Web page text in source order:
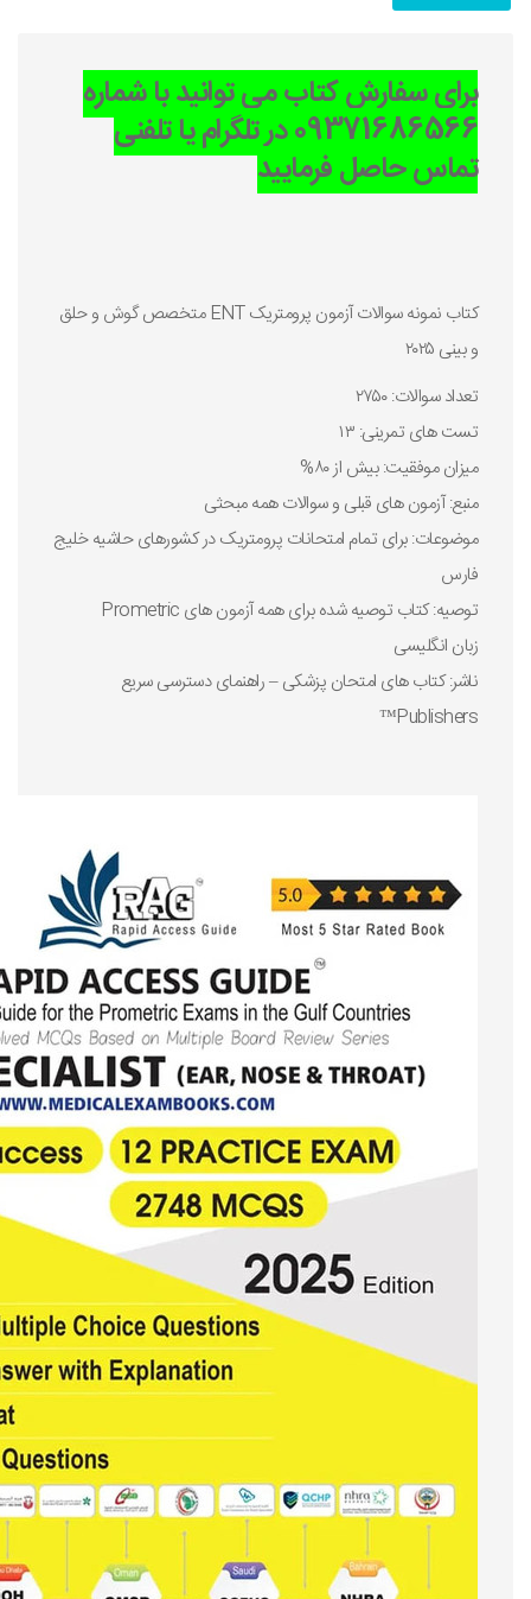
برای سفارش کتاب می توانید با شماره
09371686566 در تلگرام یا تلفنی
تماس حاصل فرمایید
کتاب نمونه سوالات آزمون پرومتریک ENT متخصص گوش و حلق
و بینی ۲۰۲۵
تعداد سوالات: ۲۷۵۰
تست های تمرینی: ۱۳
میزان موفقیت: بیش از ۸۰%
منبع: آزمون های قبلی و سوالات همه مبحثی
موضوعات: برای تمام امتحانات پرومتریک در کشورهای حاشیه خلیج
فارس
توصیه: کتاب توصیه شده برای همه آزمون های Prometric
زبان انگلیسی
ناشر: کتاب های امتحان پزشکی – راهنمای دسترسی سریع
Publishers™